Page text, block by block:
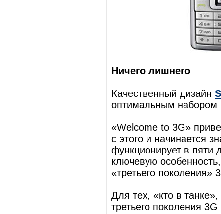
Ничего лишнего
Качественный дизайн
оптимальным набором
«Welcome to 3G»
с этого и начинается
функционирует в пяти
ключевую
«третьего поколения»
Для тех, «кто в
третьего поколения